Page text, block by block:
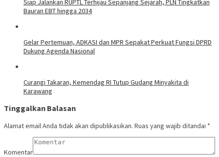
Siap Jalankan RUPTL Terhijau Sepanjang Sejarah, PLN Tingkatkan
Bauran EBT hingga 2034
Gelar Pertemuan, ADKASI dan MPR Sepakat Perkuat Fungsi DPRD
Dukung Agenda Nasional
Curangi Takaran, Kemendag RI Tutup Gudang Minyakita di
Karawang
Tinggalkan Balasan
Alamat email Anda tidak akan dipublikasikan. Ruas yang wajib ditandai *
Komentar